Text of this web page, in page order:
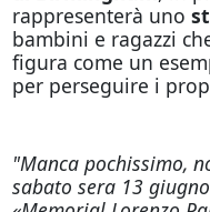
rappresenterà uno
bambini e ragazzi
figura come un
per perseguire i
"Manca pochissimo,
sabato sera 13